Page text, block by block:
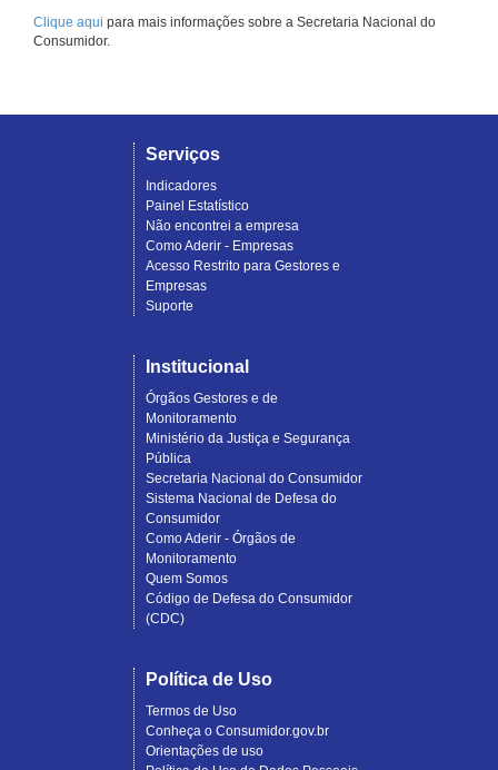
Clique aqui para mais informações sobre a Secretaria Nacional do
Consumidor.
Serviços
Indicadores
Painel Estatístico
Não encontrei a empresa
Como Aderir - Empresas
Acesso Restrito para Gestores e
Empresas
Suporte
Institucional
Órgãos Gestores e de
Monitoramento
Ministério da Justiça e Segurança
Pública
Secretaria Nacional do Consumidor
Sistema Nacional de Defesa do
Consumidor
Como Aderir - Órgãos de
Monitoramento
Quem Somos
Código de Defesa do Consumidor
(CDC)
Política de Uso
Termos de Uso
Conheça o Consumidor.gov.br
Orientações de uso